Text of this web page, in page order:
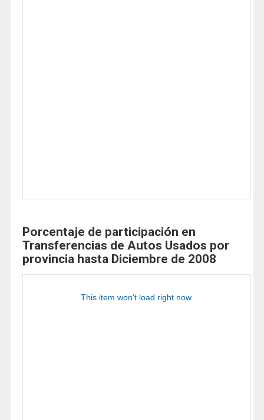
Porcentaje de participación en
Transferencias de Autos Usados por
provincia hasta Diciembre de 2008